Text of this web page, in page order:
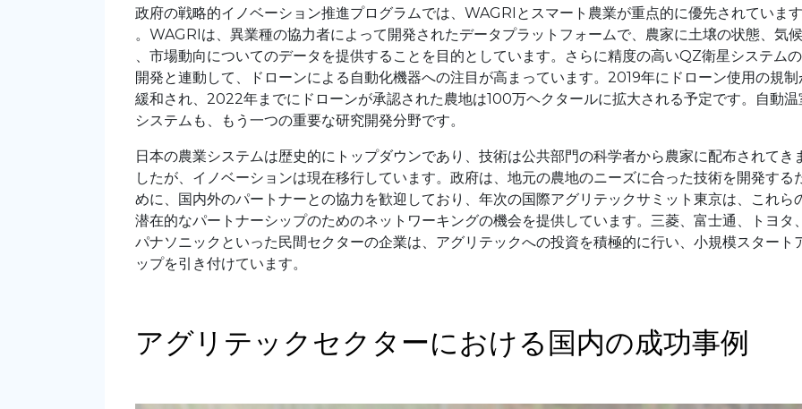
政府の戦略的イノベーション推進プログラムでは、WAGRIとスマート農業が重点的に優先されています
。WAGRIは、異業種の協力者によって開発されたデータプラットフォームで、農家に土壌の状態、気候
、市場動向についてのデータを提供することを目的としています。さらに精度の高いQZ衛星システムの
開発と連動して、ドローンによる自動化機器への注目が高まっています。2019年にドローン使用の規制
緩和され、2022年までにドローンが承認された農地は100万ヘクタールに拡大される予定です。自動温
システムも、もう一つの重要な研究開発分野です。
日本の農業システムは歴史的にトップダウンであり、技術は公共部門の科学者から農家に配布されてき
したが、イノベーションは現在移行しています。政府は、地元の農地のニーズに合った技術を開発する
めに、国内外のパートナーとの協力を歓迎しており、年次の国際アグリテックサミット東京は、これら
潜在的なパートナーシップのためのネットワーキングの機会を提供しています。三菱、富士通、トヨタ
パナソニックといった民間セクターの企業は、アグリテックへの投資を積極的に行い、小規模スタート
ップを引き付けています。
アグリテックセクターにおける国内の成功事例